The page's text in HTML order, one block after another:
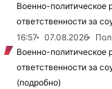
Военно-политическое
ответственности за
16:57
07.08.2026
Военно-политическое
ответственности за
(подробно)